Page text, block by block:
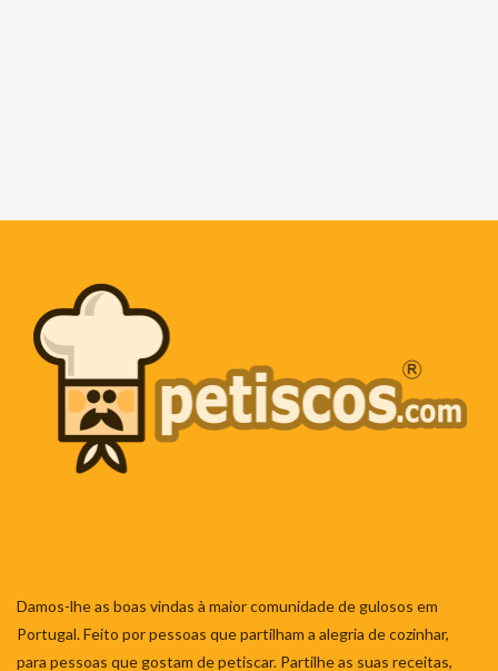
Damos-lhe as boas vindas à maior comunidade de gulosos em
Portugal. Feito por pessoas que partilham a alegria de cozinhar,
para pessoas que gostam de petiscar. Partilhe as suas receitas,